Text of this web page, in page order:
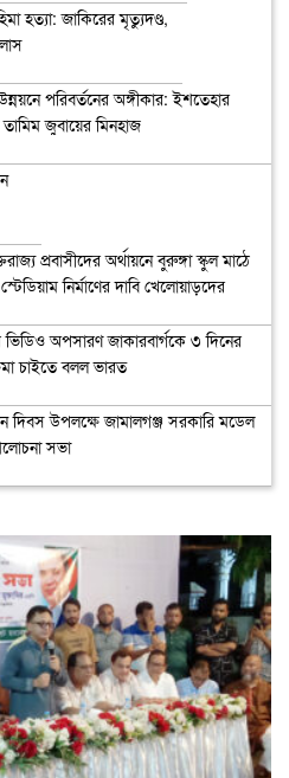
হত্যা: জাকিরের মৃত্যুদণ্ড,
পরিবর্তনের অঙ্গীকার: ইশতেহার
জুবায়ের মিনহাজ
প্রবাসীদের অর্থায়নে বুরুঙ্গা স্কুল মাঠে
নির্মাণের দাবি খেলোয়াড়দের
অপসারণ জাকারবার্গকে ৩ দিনের
চাইতে বলল ভারত
দিবস উপলক্ষে জামালগঞ্জ সরকারি মডেল
সভা